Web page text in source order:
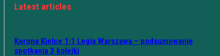
Latest articles
Korona Kielce 1:1 Legia Warszawa – podsumowanie
spotkania 3 kolejki